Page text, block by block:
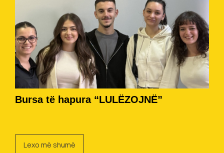
Bursa të hapura “LULËZOJNË”
Lexo më shumë